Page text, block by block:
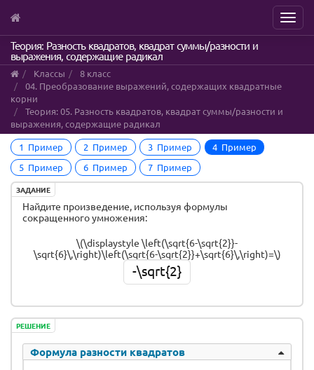
Skip
main
content
Menu
Теория: Разность квадратов, квадрат суммы/разности и
выражения, содержащие радикал
Классы
8 класс
04. Преобразование выражений, содержащих квадратные
корни
Теория: 05. Разность квадратов, квадрат суммы/разности и
выражения, содержащие радикал
1 Пример
2 Пример 3 Пример
4 Пример
5 Пример
6 Пример 7 Пример
ЗАДАНИЕ
Найдите произведение, используя формулы
сокращенного умножения:
\(\displaystyle \left(\sqrt{6-\sqrt{2}}-
\sqrt{6}\,\right)\left(\sqrt{6-\sqrt{2}}+\sqrt{6}\,\right)=\)
-\sqrt{2}
РЕШЕНИЕ
Формула разности квадратов